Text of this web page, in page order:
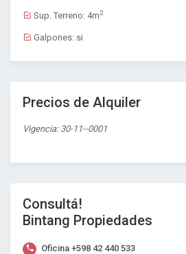
Sup. Terreno: 4m2
Galpones: si
Precios de Alquiler
Vigencia: 30-11--0001
Consultá!
Bintang Propiedades
Oficina +598 42 440 533